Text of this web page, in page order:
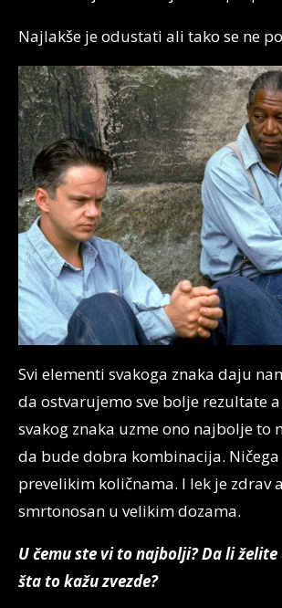
Najlakše je odustati ali tako se ne
Svi elementi svakoga znaka daju
da ostvarujemo sve bolje rezultate
svakog znaka uzme ono najbolje to
da bude dobra kombinacija. Ničega
prevelikim količnama. I lek je zdrav
smrtonosan u velikim dozama.
U čemu ste vi to najbolji? Da li
šta to kažu zvezde?